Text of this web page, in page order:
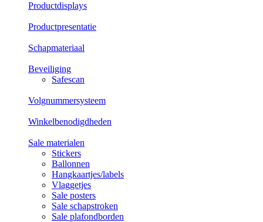
Productdisplays
Productpresentatie
Schapmateriaal
Beveiliging
Safescan
Volgnummersysteem
Winkelbenodigdheden
Sale materialen
Stickers
Ballonnen
Hangkaartjes/labels
Vlaggetjes
Sale posters
Sale schapstroken
Sale plafondborden